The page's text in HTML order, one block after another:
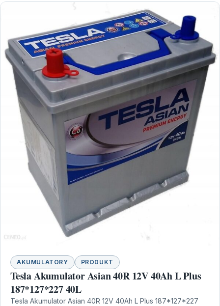
AKUMULATORY PRODUKT
Tesla Akumulator Asian 40R 12V 40Ah L Plus
187*127*227 40L
Tesla Akumulator Asian 40R 12V 40Ah L Plus 187*127*227